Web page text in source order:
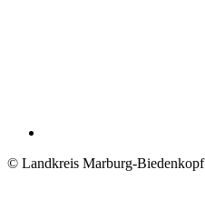
© Landkreis Marburg-Biedenkopf